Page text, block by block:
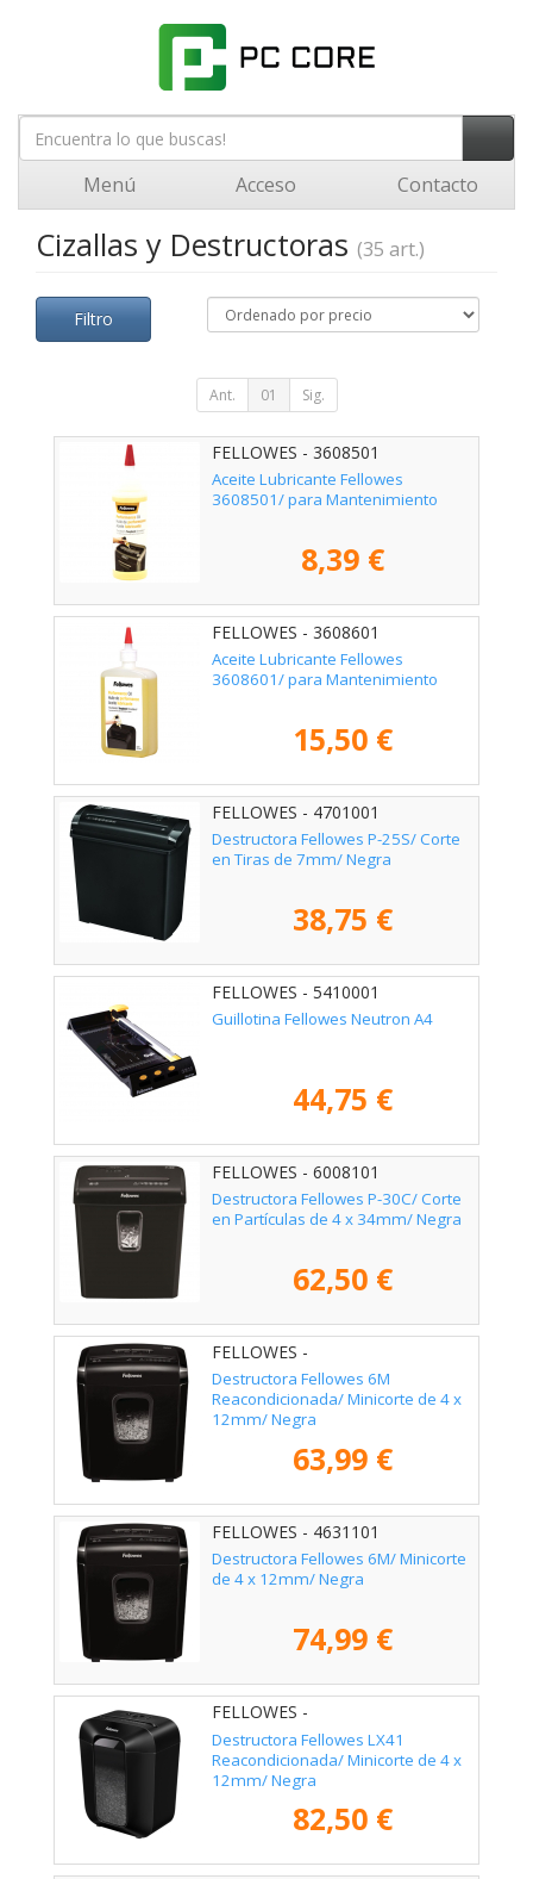
Menú Acceso Contacto
Cizallas y Destructoras (35 art.)
Filtro
Ant. 01 Sig.
FELLOWES - 3608501
Aceite Lubricante Fellowes
3608501/ para Mantenimiento
8,39 €
FELLOWES - 3608601
Aceite Lubricante Fellowes
3608601/ para Mantenimiento
15,50 €
FELLOWES - 4701001
Destructora Fellowes P-25S/ Corte
en Tiras de 7mm/ Negra
38,75 €
FELLOWES - 5410001
Guillotina Fellowes Neutron A4
44,75 €
FELLOWES - 6008101
Destructora Fellowes P-30C/ Corte
en Partículas de 4 x 34mm/ Negra
62,50 €
FELLOWES -
Destructora Fellowes 6M
Reacondicionada/ Minicorte de 4 x
12mm/ Negra
63,99 €
FELLOWES - 4631101
Destructora Fellowes 6M/ Minicorte
de 4 x 12mm/ Negra
74,99 €
FELLOWES -
Destructora Fellowes LX41
Reacondicionada/ Minicorte de 4 x
12mm/ Negra
82,50 €